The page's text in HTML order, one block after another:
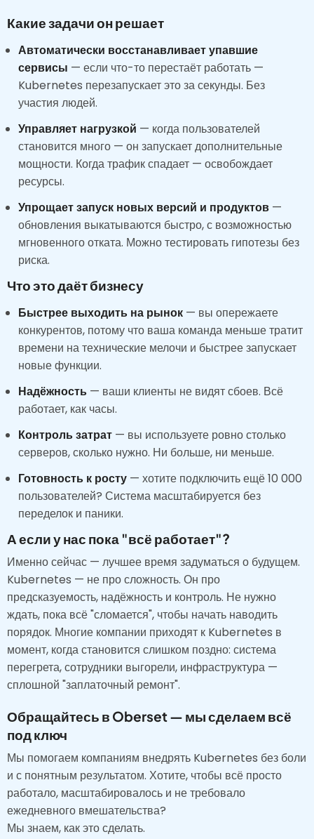
Какие задачи он решает
Автоматически восстанавливает упавшие
сервисы — если что-то перестаёт работать —
Kubernetes перезапускает это за секунды. Без
участия людей.
Управляет нагрузкой — когда пользователей
становится много — он запускает дополнительные
мощности. Когда трафик спадает — освобождает
ресурсы.
Упрощает запуск новых версий и продуктов —
обновления выкатываются быстро, с возможностью
мгновенного отката. Можно тестировать гипотезы без
риска.
Что это даёт бизнесу
Быстрее выходить на рынок — вы опережаете
конкурентов, потому что ваша команда меньше тратит
времени на технические мелочи и быстрее запускает
новые функции.
Надёжность — ваши клиенты не видят сбоев. Всё
работает, как часы.
Контроль затрат — вы используете ровно столько
серверов, сколько нужно. Ни больше, ни меньше.
Готовность к росту — хотите подключить ещё 10 000
пользователей? Система масштабируется без
переделок и паники.
А если у нас пока "всё работает"?
Именно сейчас — лучшее время задуматься о будущем.
Kubernetes — не про сложность. Он про
предсказуемость, надёжность и контроль. Не нужно
ждать, пока всё "сломается", чтобы начать наводить
порядок. Многие компании приходят к Kubernetes в
момент, когда становится слишком поздно: система
перегрета, сотрудники выгорели, инфраструктура —
сплошной "заплаточный ремонт".
Обращайтесь в Oberset — мы сделаем всё
под ключ
Мы помогаем компаниям внедрять Kubernetes без боли
и с понятным результатом. Хотите, чтобы всё просто
работало, масштабировалось и не требовало
ежедневного вмешательства?
Мы знаем, как это сделать.